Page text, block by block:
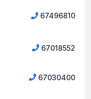
67496810
67018552
67030400